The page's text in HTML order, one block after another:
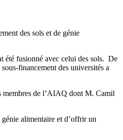
des sols et de génie
été fusionné avec celui des sols. De
financement des universités a
membres de l’AIAQ dont M. Camil
alimentaire et d’offrir un